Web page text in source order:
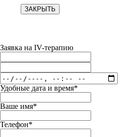
ЗАКРЫТЬ
Заявка на IV-терапию
Удобные дата и время*
Ваше имя*
Телефон*